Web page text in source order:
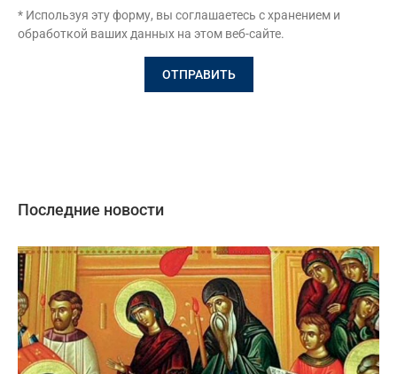
* Используя эту форму, вы соглашаетесь с хранением и
обработкой ваших данных на этом веб-сайте.
Последние новости